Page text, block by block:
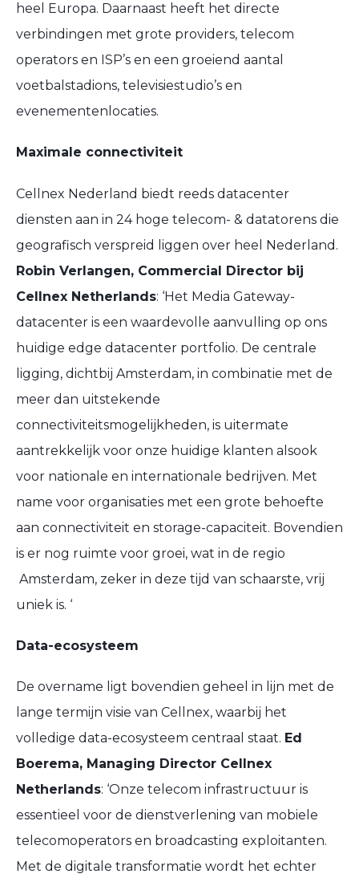
heel Europa. Daarnaast heeft het directe
verbindingen met grote providers, telecom
operators en ISP’s en een groeiend aantal
voetbalstadions, televisiestudio’s en
evenementenlocaties.
Maximale connectiviteit
Cellnex Nederland biedt reeds datacenter
diensten aan in 24 hoge telecom- & datatorens die
geografisch verspreid liggen over heel Nederland.
Robin Verlangen, Commercial Director bij
Cellnex Netherlands: ‘Het Media Gateway-
datacenter is een waardevolle aanvulling op ons
huidige edge datacenter portfolio. De centrale
ligging, dichtbij Amsterdam, in combinatie met de
meer dan uitstekende
connectiviteitsmogelijkheden, is uitermate
aantrekkelijk voor onze huidige klanten alsook
voor nationale en internationale bedrijven. Met
name voor organisaties met een grote behoefte
aan connectiviteit en storage-capaciteit. Bovendien
is er nog ruimte voor groei, wat in de regio
Amsterdam, zeker in deze tijd van schaarste, vrij
uniek is. ‘
Data-ecosysteem
De overname ligt bovendien geheel in lijn met de
lange termijn visie van Cellnex, waarbij het
volledige data-ecosysteem centraal staat. Ed
Boerema, Managing Director Cellnex
Netherlands: ‘Onze telecom infrastructuur is
essentieel voor de dienstverlening van mobiele
telecomoperators en broadcasting exploitanten.
Met de digitale transformatie wordt het echter